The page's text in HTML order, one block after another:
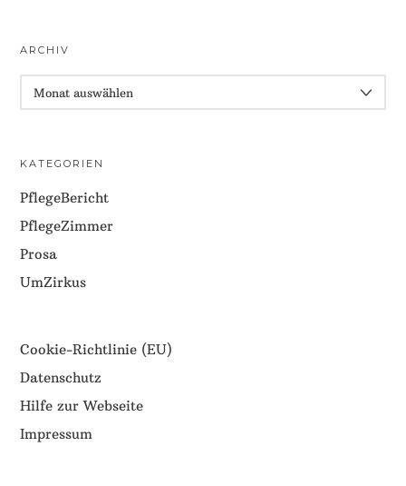
ARCHIV
KATEGORIEN
PflegeBericht
PflegeZimmer
Prosa
UmZirkus
Cookie-Richtlinie (EU)
Datenschutz
Hilfe zur Webseite
Impressum